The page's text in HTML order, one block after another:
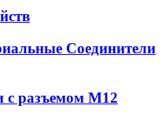
Соединители
с разъемом М12